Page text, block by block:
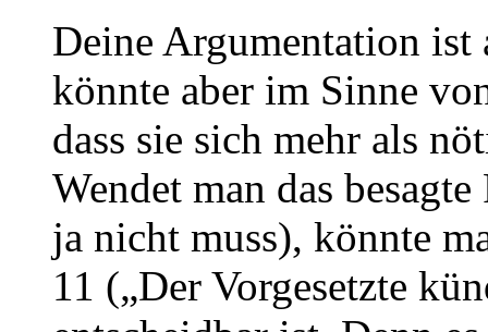
Deine Argumentation
könnte aber im Sinne
dass sie sich mehr als
Wendet man das
ja nicht muss), könnte
11 („Der Vorgesetzte